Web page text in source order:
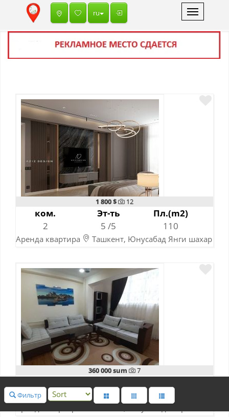
Toggle
navigation
ru
Фильтр
1 800 $ 12
ком.
2
Эт-ть
5 /5
Пл.(m2)
110
Аренда квартира Ташкент, Юнусабад Янги шахар
360 000 sum 7
56